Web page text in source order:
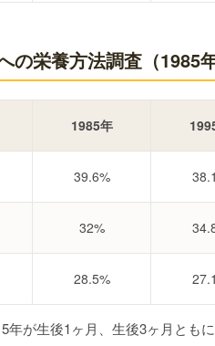
の栄養方法調査（1985
1985年
39.6%
32%
28.5%
年が生後1ヶ月、生後3ヶ月とも